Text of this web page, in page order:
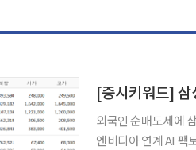
외국인 순매도세에
엔비디아 연계 AI 팩